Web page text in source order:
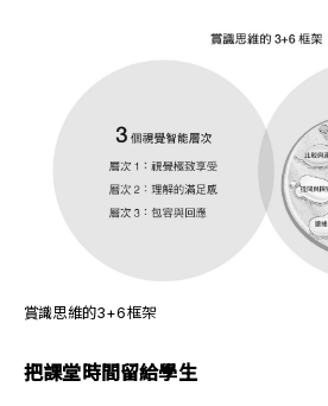
賞識思維的3+6框架
把課堂時間留給學生